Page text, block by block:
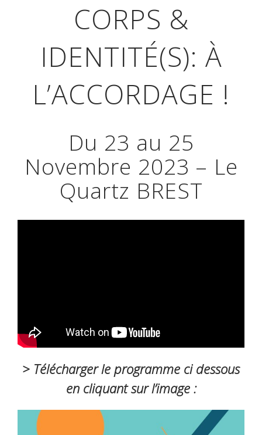
CORPS &
IDENTITÉ(S): À
L’ACCORDAGE !
Du 23 au 25
Novembre 2023 – Le
Quartz BREST
> Télécharger le programme ci dessous
en cliquant sur l’image :